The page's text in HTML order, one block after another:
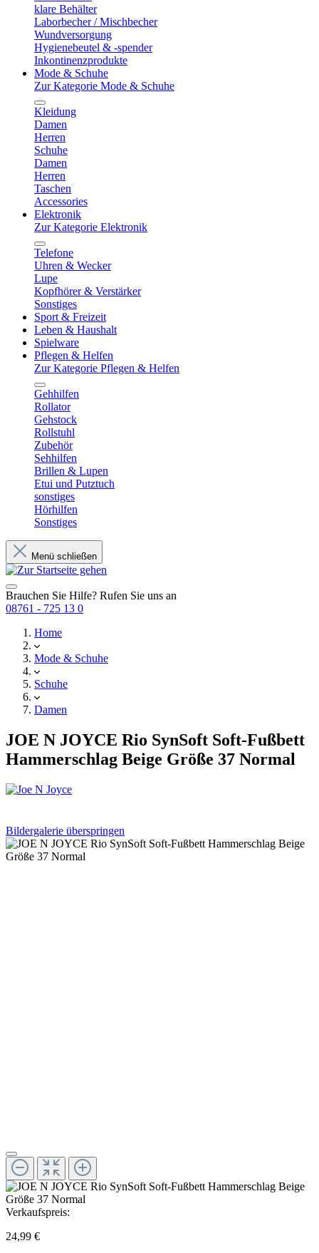
klare Behälter
Laborbecher / Mischbecher
Wundversorgung
Hygienebeutel & -spender
Inkontinenzprodukte
Mode & Schuhe
Zur Kategorie Mode & Schuhe
Kleidung
Damen
Herren
Schuhe
Damen
Herren
Taschen
Accessories
Elektronik
Zur Kategorie Elektronik
Telefone
Uhren & Wecker
Lupe
Kopfhörer & Verstärker
Sonstiges
Sport & Freizeit
Leben & Haushalt
Spielware
Pflegen & Helfen
Zur Kategorie Pflegen & Helfen
Gehhilfen
Rollator
Gehstock
Rollstuhl
Zubehör
Sehhilfen
Brillen & Lupen
Etui und Putztuch
sonstiges
Hörhilfen
Sonstiges
Menü schließen
Brauchen Sie Hilfe? Rufen Sie uns an
08761 - 725 13 0
Home
Mode & Schuhe
Schuhe
Damen
JOE N JOYCE Rio SynSoft Soft-Fußbett
Hammerschlag Beige Größe 37 Normal
Bildergalerie überspringen
Verkaufspreis:
24,99 €